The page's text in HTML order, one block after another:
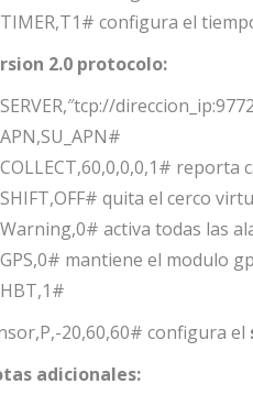
TIMER,T1# configura el
2.0 protocolo:
SERVER,″tcp://
APN,SU_APN#
COLLECT,60,0,0,0,1# reporta
SHIFT,OFF# quita el cerco
Warning,0# activa todas las
GPS,0# mantiene el modulo
HBT,1#
20,60,60# configura el
adicionales: